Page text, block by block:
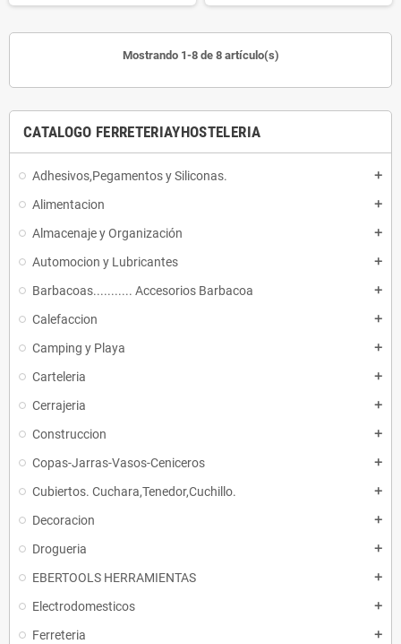
CATALOGO FERRETERIAYHOSTELERIA
Adhesivos,Pegamentos y Siliconas. add
Alimentacion add
Almacenaje y Organización add
Automocion y Lubricantes add
Barbacoas........... Accesorios Barbacoa add
Calefaccion add
Camping y Playa add
Carteleria add
Cerrajeria add
Construccion add
Copas-Jarras-Vasos-Ceniceros add
Cubiertos. Cuchara,Tenedor,Cuchillo. add
Decoracion add
Drogueria add
EBERTOOLS HERRAMIENTAS add
Electrodomesticos add
Ferreteria add
Mostrando 1-8 de 8 artículo(s)